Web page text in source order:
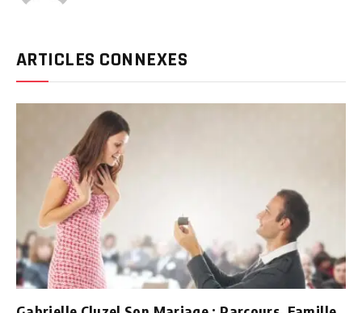
ARTICLES CONNEXES